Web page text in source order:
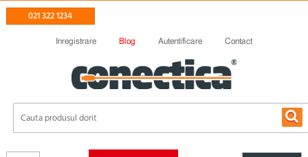
021 322 1234
Inregistrare Blog Autentificare Contact